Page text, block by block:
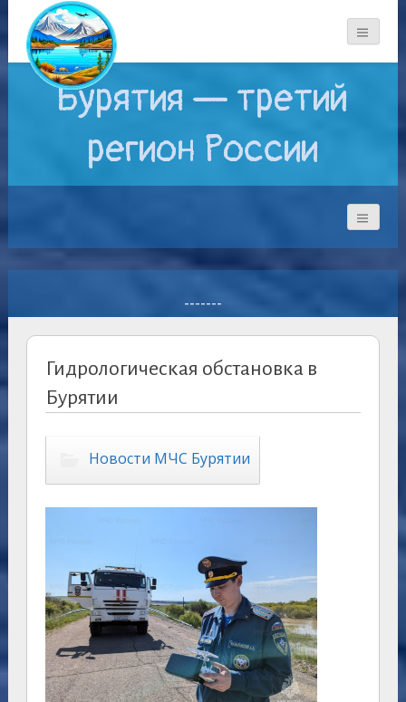
Бурятия — третий
регион России
-------
Гидрологическaя обстановка в
Бурятии
Новости МЧС Бурятии